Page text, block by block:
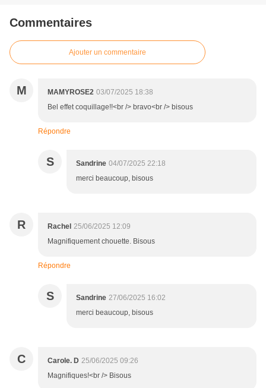
Commentaires
Ajouter un commentaire
M MAMYROSE2 03/07/2025 18:38
Bel effet coquillage!!<br /> bravo<br /> bisous
Répondre
S Sandrine 04/07/2025 22:18
merci beaucoup, bisous
R Rachel 25/06/2025 12:09
Magnifiquement chouette. Bisous
Répondre
S Sandrine 27/06/2025 16:02
merci beaucoup, bisous
C Carole. D 25/06/2025 09:26
Magnifiques!<br /> Bisous